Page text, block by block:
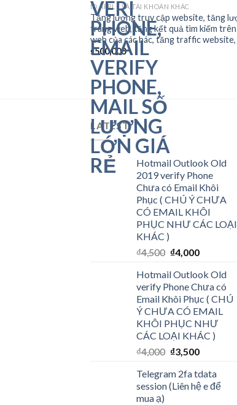
OUT OF STOCK
ID APPLE VÀ TÀI KHOẢN KHÁC
Tăng lượng truy cập website, tăng
trang web, tăng kết quả tìm kiếm
web của các bác, tăng traffic website,
₫500,000
LATEST
Hotmail Outlook Old
2019 verify Phone
Chưa có Email Khôi
Phục ( CHÚ Ý CHƯA
CÓ EMAIL KHÔI
PHỤC NHƯ CÁC LOẠI
KHÁC )
₫4,500 ₫4,000
Hotmail Outlook Old
verify Phone Chưa có
Email Khôi Phục ( CHÚ
Ý CHƯA CÓ EMAIL
KHÔI PHỤC NHƯ
CÁC LOẠI KHÁC )
₫4,000 ₫3,500
Telegram 2fa tdata
session (Liên hệ e để
mua ạ)